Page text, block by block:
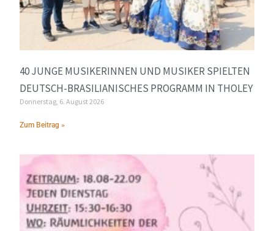
40 JUNGE MUSIKERINNEN UND MUSIKER SPIELTEN
DEUTSCH-BRASILIANISCHES PROGRAMM IN THOLEY
Donnerstag, 6. August 2026
Zum Beitrag »